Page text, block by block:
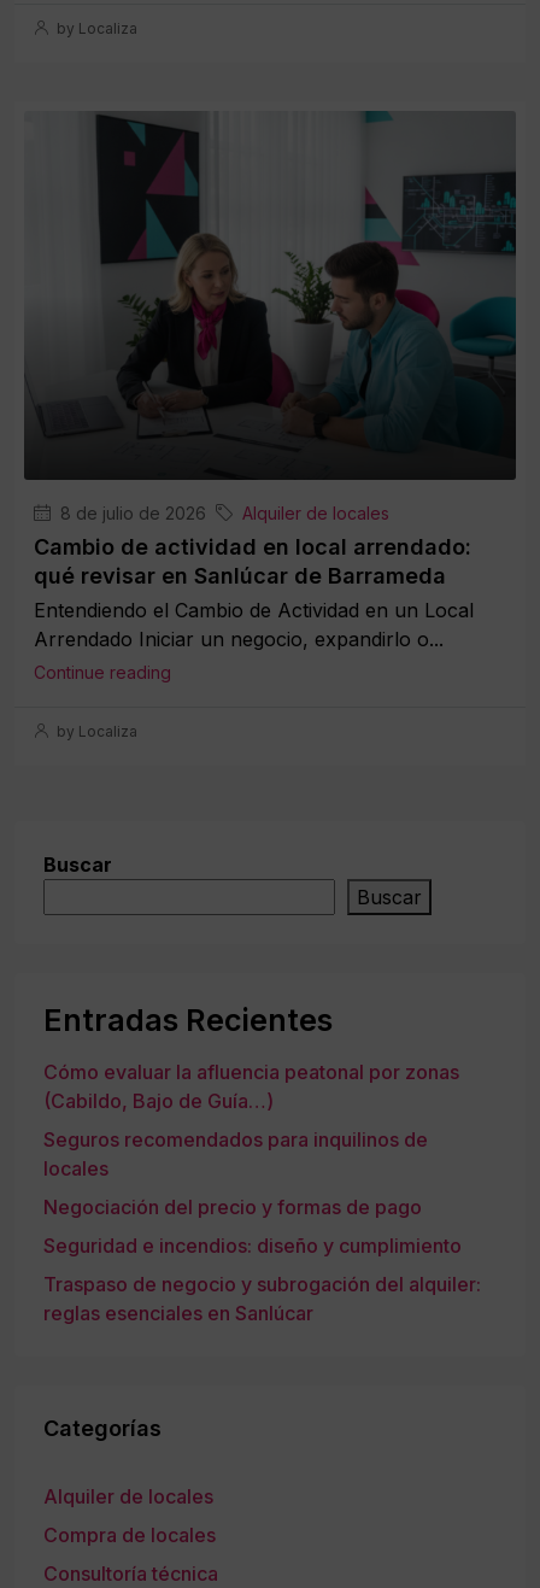
by Localiza
8 de julio de 2026 Alquiler de locales
Cambio de actividad en local arrendado:
qué revisar en Sanlúcar de Barrameda
Entendiendo el Cambio de Actividad en un Local
Arrendado Iniciar un negocio, expandirlo o...
Continue reading
by Localiza
Buscar
Buscar
Entradas Recientes
Cómo evaluar la afluencia peatonal por zonas
(Cabildo, Bajo de Guía…)
Seguros recomendados para inquilinos de
locales
Negociación del precio y formas de pago
Seguridad e incendios: diseño y cumplimiento
Traspaso de negocio y subrogación del alquiler:
reglas esenciales en Sanlúcar
Categorías
Alquiler de locales
Compra de locales
Consultoría técnica